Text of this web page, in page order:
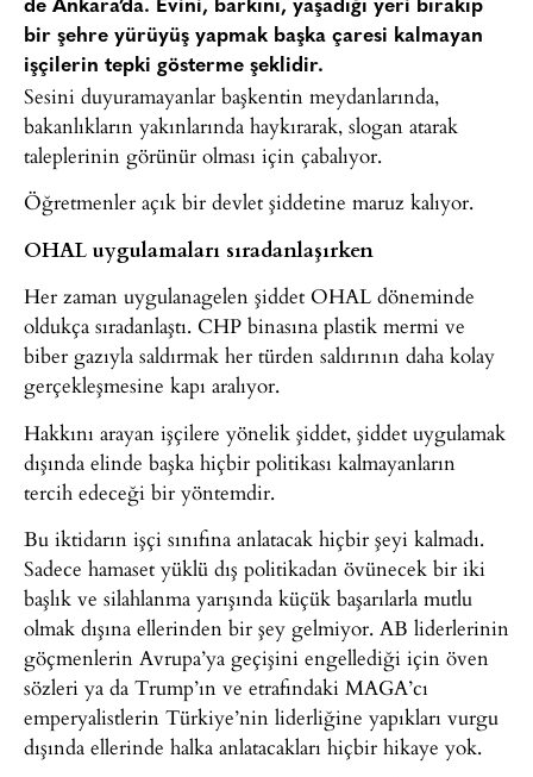
de Ankara’da. Evini, barkını, yaşadığı yeri bırakıp
bir şehre yürüyüş yapmak başka çaresi kalmayan
işçilerin tepki gösterme şeklidir.
Sesini duyuramayanlar başkentin meydanlarında,
bakanlıkların yakınlarında haykırarak, slogan atarak
taleplerinin görünür olması için çabalıyor.
Öğretmenler açık bir devlet şiddetine maruz kalıyor.
OHAL uygulamaları sıradanlaşırken
Her zaman uygulanagelen şiddet OHAL döneminde
oldukça sıradanlaştı. CHP binasına plastik mermi ve
biber gazıyla saldırmak her türden saldırının daha kolay
gerçekleşmesine kapı aralıyor.
Hakkını arayan işçilere yönelik şiddet, şiddet uygulamak
dışında elinde başka hiçbir politikası kalmayanların
tercih edeceği bir yöntemdir.
Bu iktidarın işçi sınıfına anlatacak hiçbir şeyi kalmadı.
Sadece hamaset yüklü dış politikadan övünecek bir iki
başlık ve silahlanma yarışında küçük başarılarla mutlu
olmak dışına ellerinden bir şey gelmiyor. AB liderlerinin
göçmenlerin Avrupa’ya geçişini engellediği için öven
sözleri ya da Trump’ın ve etrafındaki MAGA’cı
emperyalistlerin Türkiye’nin liderliğine yapıkları vurgu
dışında ellerinde halka anlatacakları hiçbir hikaye yok.